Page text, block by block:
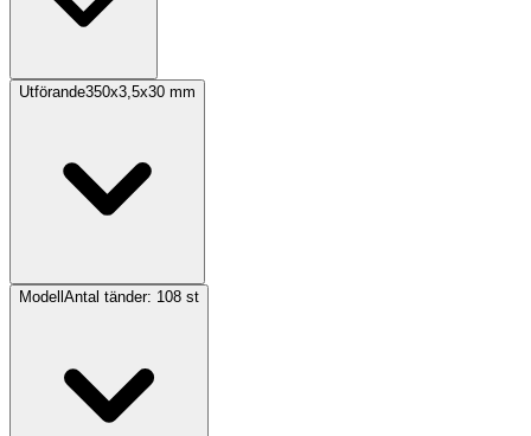
Utförande350x3,5x30 mm
Modell Antal tänder: 108 st